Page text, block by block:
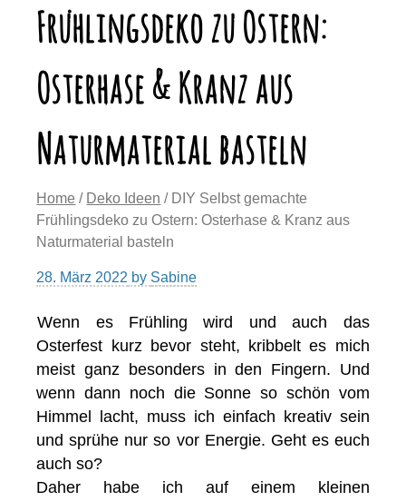
Frühlingsdeko zu Ostern:
Osterhase & Kranz aus
Naturmaterial basteln
Home / Deko Ideen / DIY Selbst gemachte
Frühlingsdeko zu Ostern: Osterhase & Kranz aus
Naturmaterial basteln
28. März 2022 by Sabine
Wenn es Frühling wird und auch das
Osterfest kurz bevor steht, kribbelt es mich
meist ganz besonders in den Fingern. Und
wenn dann noch die Sonne so schön vom
Himmel lacht, muss ich einfach kreativ sein
und sprühe nur so vor Energie. Geht es euch
auch so?
Daher habe ich auf einem kleinen